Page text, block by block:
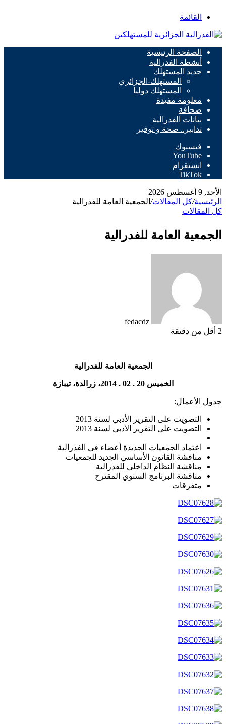
القائمة
الصفحة الرئيسية
أنشطة الفدرالية
جديد المستهلك
المستهلك-الجزائري
المستهلك دوليا
معلومة مفيدة
صحافة
بيانات الفدرالية
تدابير.. صحة و توفير
فيسبوك
‫YouTube
انستقرام
‫TikTok
الأحد, 9 أغسطس 2026
الرئيسية/كل المقالات/ الجمعية العامة للفدرالية
كل المقالات
الجمعية العامة للفدرالية
fedacdz
2 أقل من دقيقة
الجمعية العامة للفدرالية
الخميس 20 . 02 . 2014، زرالدة، تيبازة
جدول الأعمال:
التصويت على التقرير الأدبي لسنة 2013
التصويت على التقرير الأدبي لسنة 2013
اعتماد الجمعيات الجديدة أعضاء في الفدرالية
منافشة القانون الأساسي الجديد للجمعيات
مناقشة النظام الداخلي للفدرالية
مناقشة البرنامج السنوي المقترح
متفرقات